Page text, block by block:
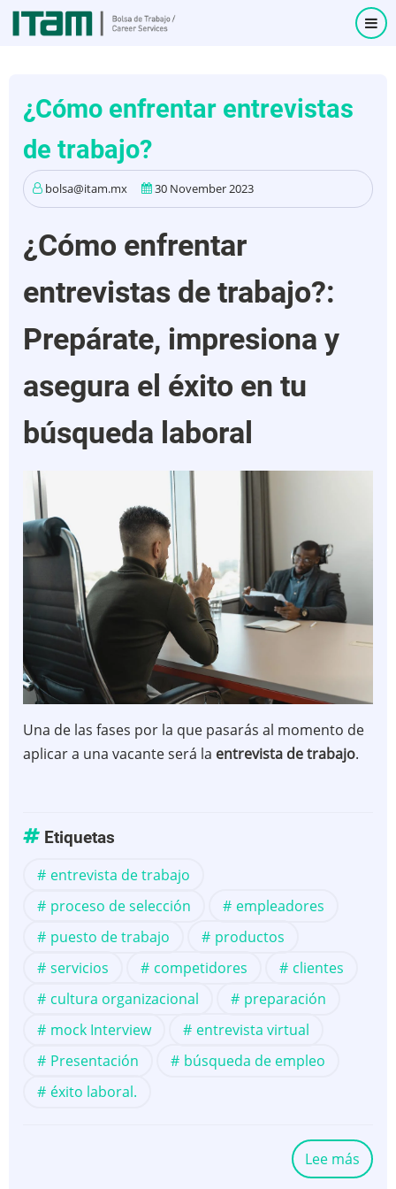
Pasar
¿Cómo enfrentar entrevistas
de trabajo?
bolsa@itam.mx 30 November 2023
¿Cómo enfrentar
entrevistas de trabajo?:
Prepárate, impresiona y
asegura el éxito en tu
búsqueda laboral
Una de las fases por la que pasarás al momento de
aplicar a una vacante será la entrevista de trabajo.
Etiquetas
entrevista de trabajo
proceso de selección
empleadores
puesto de trabajo
productos
servicios
competidores
clientes
cultura organizacional
preparación
mock Interview
entrevista virtual
Presentación
búsqueda de empleo
éxito laboral.
Lee más